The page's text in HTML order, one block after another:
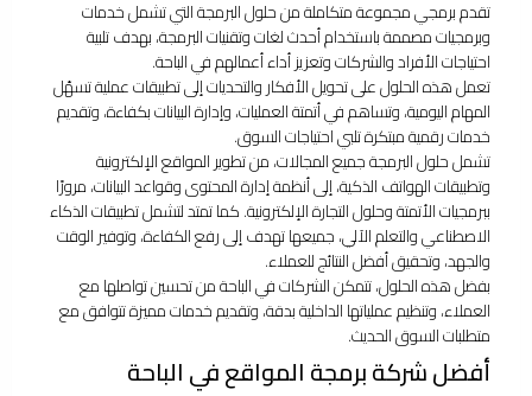
تقدم برمجي مجموعة متكاملة من حلول البرمجة التي تشمل خدمات
وبرمجيات مصممة باستخدام أحدث لغات وتقنيات البرمجة، بهدف تلبية
احتياجات الأفراد والشركات وتعزيز أداء أعمالهم في الباحة.
تعمل هذه الحلول على تحويل الأفكار والتحديات إلى تطبيقات عملية تسهّل
المهام اليومية، وتساهم في أتمتة العمليات، وإدارة البيانات بكفاءة، وتقديم
خدمات رقمية مبتكرة تلبي احتياجات السوق.
تشمل حلول البرمجة جميع المجالات، من تطوير المواقع الإلكترونية
وتطبيقات الهواتف الذكية، إلى أنظمة إدارة المحتوى وقواعد البيانات، مرورًا
ببرمجيات الأتمتة وحلول التجارة الإلكترونية. كما تمتد لتشمل تطبيقات الذكاء
الاصطناعي والتعلم الآلي، جميعها تهدف إلى رفع الكفاءة، وتوفير الوقت
والجهد، وتحقيق أفضل النتائج للعملاء.
بفضل هذه الحلول، تتمكن الشركات في الباحة من تحسين تواصلها مع
العملاء، وتنظيم عملياتها الداخلية بدقة، وتقديم خدمات مميزة تتوافق مع
متطلبات السوق الحديث.
أفضل شركة برمجة المواقع في الباحة